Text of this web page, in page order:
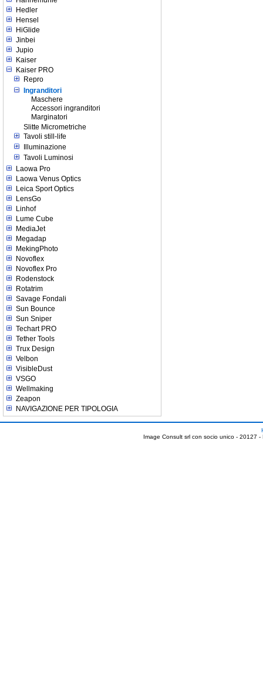
Hedler
Hensel
HiGlide
Jinbei
Jupio
Kaiser
Kaiser PRO
Repro
Ingranditori
Maschere
Accessori ingranditori
Marginatori
Slitte Micrometriche
Tavoli still-life
Illuminazione
Tavoli Luminosi
Laowa Pro
Laowa Venus Optics
Leica Sport Optics
LensGo
Linhof
Lume Cube
MediaJet
Megadap
MekingPhoto
Novoflex
Novoflex Pro
Rodenstock
Rotatrim
Savage Fondali
Sun Bounce
Sun Sniper
Techart PRO
Tether Tools
Trux Design
Velbon
VisibleDust
VSGO
Wellmaking
Zeapon
NAVIGAZIONE PER TIPOLOGIA
Image Consult srl con socio unico - 20127